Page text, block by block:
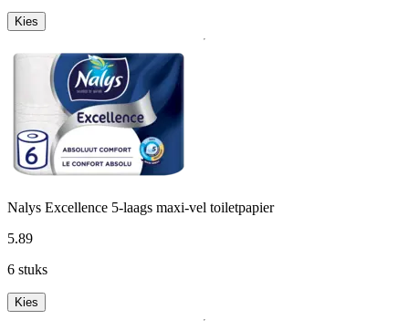
Kies
Nalys Excellence 5-laags maxi-vel toiletpapier
5.89
6 stuks
Kies